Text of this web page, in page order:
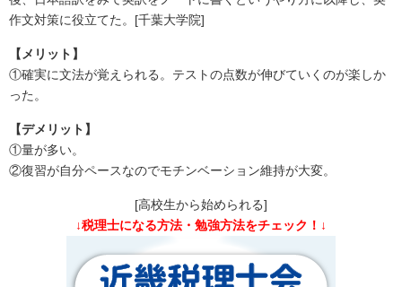
作文対策に役立てた。[千葉大学院]
【メリット】
①確実に文法が覚えられる。テストの点数が伸びていくのが楽しか
った。
【デメリット】
①量が多い。
②復習が自分ペースなのでモチンベーション維持が大変。
[高校生から始められる]
↓税理士になる方法・勉強方法をチェック！↓